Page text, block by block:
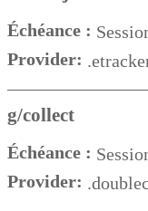
Échéance :
Provider:
g/collect
Échéance :
Provider: